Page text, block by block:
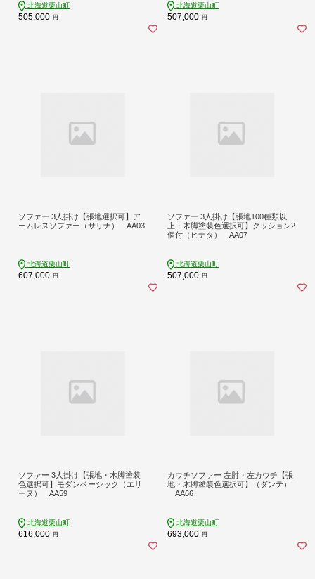
北海道栗山町
505,000 円
北海道栗山町
507,000 円
ソファー 3人掛け【張地選択可】ア
ームレスソファー（サリナ） AA03
北海道栗山町
607,000 円
ソファー 3人掛け【張地100種類以
上・木脚塗装色選択可】クッション2
個付（ヒナタ） AA07
北海道栗山町
507,000 円
ソファー 3人掛け【張地・木脚塗装
色選択可】モダンベーシック（エリ
ーヌ） AA59
北海道栗山町
616,000 円
カウチソファー 左肘・左カウチ【張
地・木脚塗装色選択可】（ダンテ）
AA66
北海道栗山町
693,000 円